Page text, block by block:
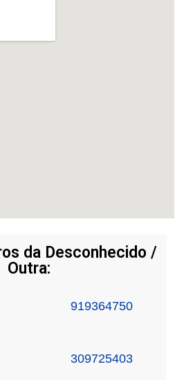
da Desconhecido /
Outra:
919364750
309725403